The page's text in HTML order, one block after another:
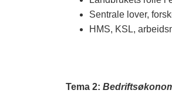
Sentrale lover,
HMS, KSL,
Tema 2: